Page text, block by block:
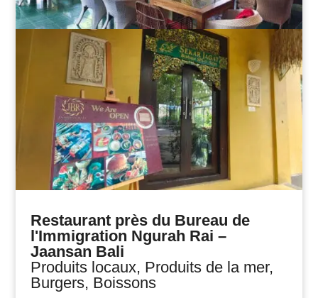
Restaurant près du Bureau de
l'Immigration Ngurah Rai –
Jaansan Bali
Produits locaux, Produits de la mer,
Burgers, Boissons